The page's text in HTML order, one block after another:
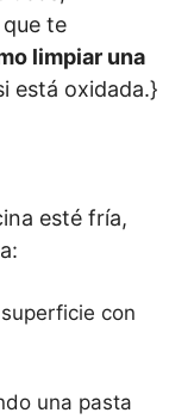
te
limpiar una
está oxidada.}
esté fría,
con
una pasta